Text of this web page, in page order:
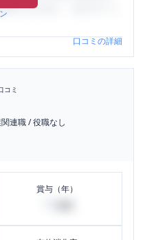
するために、ぜひサイト
口コミの詳細
コミ
連職/役職なし
賞与（年）